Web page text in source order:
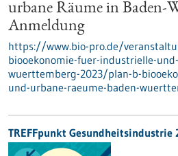
urbane Räume in Baden-
Anmeldung
https://www.bio-pro.de/
biooekonomie-fuer-industrielle-
wuerttemberg-2023/plan-b-
und-urbane-raeume-baden-
TREFFpunkt Gesundheitsindustrie